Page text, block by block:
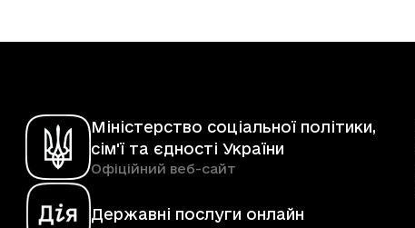
Міністерство соціальної політики,
сім'ї та єдності України
Офіційний веб-сайт
Державні послуги онлайн